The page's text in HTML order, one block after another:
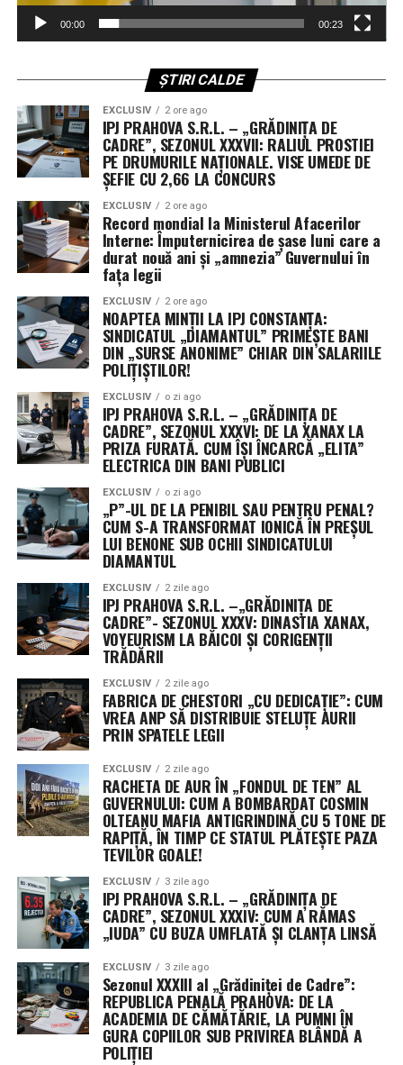
aplicabilitatea imediată a clauzei de apărare colectivă.
Rămâne de văzut dacă, în cazul unui atac iminent din
partea proxy-urilor Teheranului, Ankara și Islamabadul
vor interveni militar pentru a proteja regatul saudit,
transformând semnăturile de astăzi într-o realitate
operativă.
00:00 00:23
ȘTIRI CALDE
EXCLUSIV 2 ore ago
IPJ PRAHOVA S.R.L. – „GRĂDINIȚA DE
CADRE”, SEZONUL XXXVII: RALIUL PROSTIEI
PE DRUMURILE NAȚIONALE. VISE UMEDE DE
ȘEFIE CU 2,66 LA CONCURS
EXCLUSIV 2 ore ago
Record mondial la Ministerul Afacerilor
Interne: Împuternicirea de șase luni care a
durat nouă ani și „amnezia” Guvernului în
fața legii
EXCLUSIV 2 ore ago
NOAPTEA MINȚII LA IPJ CONSTANȚA:
SINDICATUL „DIAMANTUL” PRIMEȘTE BANI
DIN „SURSE ANONIME” CHIAR DIN SALARIILE
POLIȚIȘTILOR!
EXCLUSIV o zi ago
IPJ PRAHOVA S.R.L. – „GRĂDINIȚA DE
CADRE”, SEZONUL XXXVI: DE LA XANAX LA
PRIZA FURATĂ. CUM ÎȘI ÎNCARCĂ „ELITA”
ELECTRICA DIN BANI PUBLICI
EXCLUSIV o zi ago
„P”-UL DE LA PENIBIL SAU PENTRU PENAL?
CUM S-A TRANSFORMAT IONICĂ ÎN PREȘUL
LUI BENONE SUB OCHII SINDICATULUI
DIAMANTUL
EXCLUSIV 2 zile ago
IPJ PRAHOVA S.R.L. –„GRĂDINIȚA DE
CADRE”- SEZONUL XXXV: DINASTIA XANAX,
VOYEURISM LA BĂICOI ȘI CORIGENȚII
TRĂDĂRII
EXCLUSIV 2 zile ago
FABRICA DE CHESTORI „CU DEDICAȚIE”: CUM
VREA ANP SĂ DISTRIBUIE STELUȚE AURII
PRIN SPATELE LEGII
EXCLUSIV 2 zile ago
RACHETA DE AUR ÎN „FONDUL DE TEN” AL
GUVERNULUI: CUM A BOMBARDAT COSMIN
OLTEANU MAFIA ANTIGRINDINĂ CU 5 TONE DE
RAPIȚĂ, ÎN TIMP CE STATUL PLĂTEȘTE PAZA
TEVILOR GOALE!
EXCLUSIV 3 zile ago
IPJ PRAHOVA S.R.L. – „GRĂDINIȚA DE
CADRE”, SEZONUL XXXIV: CUM A RĂMAS
„IUDA” CU BUZA UMFLATĂ ȘI CLANȚA LINSĂ
EXCLUSIV 3 zile ago
Sezonul XXXIII al „Grădiniței de Cadre”:
REPUBLICA PENALĂ PRAHOVA: DE LA
ACADEMIA DE CĂMĂTĂRIE, LA PUMNI ÎN
GURA COPIILOR SUB PRIVIREA BLÂNDĂ A
POLIȚIEI